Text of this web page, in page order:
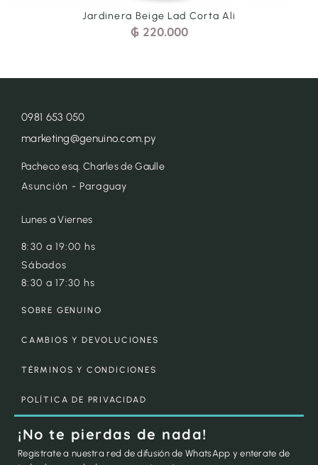
Jardinera Beige Lad Corta Ali
0981 653 050
marketing@genuino.com.py
Pacheco esq. Charles de Gaulle
Asunción - Paraguay
Lunes a Viernes
8:30 a 19:00 hs
Sábados
8:30 a 17:30 hs
SOBRE GENUINO
CAMBIOS Y DEVOLUCIONES
TÉRMINOS Y CONDICIONES
POLÍTICA DE PRIVACIDAD
¡No te pierdas de nada!
Registrate a nuestra red de difusión de WhatsApp y enterate de